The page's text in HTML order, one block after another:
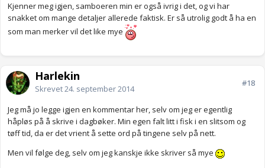
Kjenner meg igjen, samboeren min er også ivrig i det, og vi har
snakket om mange detaljer allerede faktisk. Er så utrolig godt å ha en
som man merker vil det like mye
Harlekin
Skrevet24. september 2014
#18
Jeg må jo legge igjen en kommentar her, selv om jeg er egentlig
håpløs på å skrive i dagbøker. Min egen falt litt i fisk i en slitsom og
tøff tid, da er det vrient å sette ord på tingene selv på nett.
Men vil følge deg, selv om jeg kanskje ikke skriver så mye